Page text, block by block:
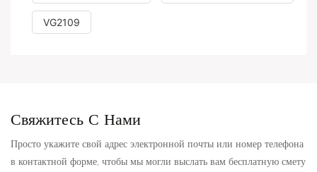
VG2109
Свяжитесь С Нами
Просто укажите свой адрес электронной почты или номер телефона
в контактной форме, чтобы мы могли выслать вам бесплатную смету